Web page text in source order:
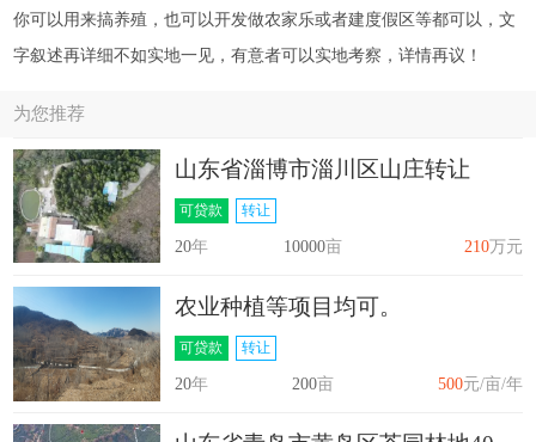
你可以用来搞养殖，也可以开发做农家乐或者建度假区等都可以，文
字叙述再详细不如实地一见，有意者可以实地考察，详情再议！
为您推荐
山东省淄博市淄川区山庄转让
可贷款 转让
20年 210万元
10000亩
农业种植等项目均可。
可贷款 转让
20年 500元/亩/年
200亩